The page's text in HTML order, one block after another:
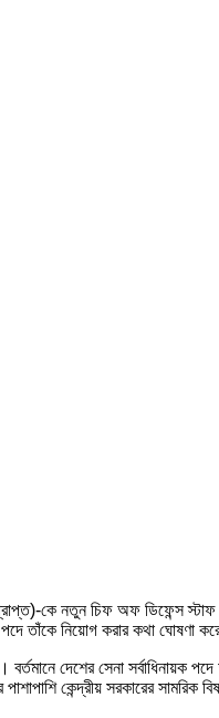
কে নতুন চিফ অফ ডিফেন্স স্টাফ
তাঁকে নিয়োগ করার কথা ঘোষণা
বর্তমানে দেশের সেনা
কেন্দ্রীয় সরকারের